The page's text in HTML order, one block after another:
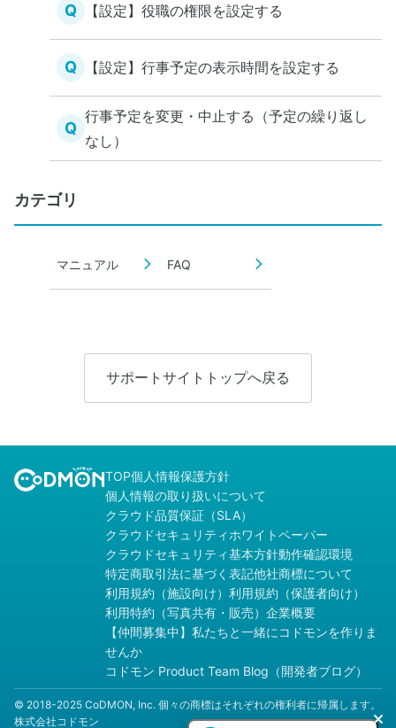
Q 【設定】役職の権限を設定する
Q 【設定】行事予定の表示時間を設定する
Q
行事予定を変更・中止する（予定の繰り返し
なし）
カテゴリ
マニュアル FAQ
サポートサイトトップへ戻る
TOP個人情報保護方針
個人情報の取り扱いについて
クラウド品質保証（SLA）
クラウドセキュリティホワイトペーパー
クラウドセキュリティ基本方針動作確認環境
特定商取引法に基づく表記他社商標について
利用規約（施設向け） 利用規約（保護者向け）
利用特約（写真共有・販売） 企業概要
【仲間募集中】私たちと一緒にコドモンを作りま
せんか
コドモン Product Team Blog（開発者ブログ）
© 2018-2025 CoDMON, Inc. 個々の商標はそれぞれの権利者に帰属します。
株式会社コドモン